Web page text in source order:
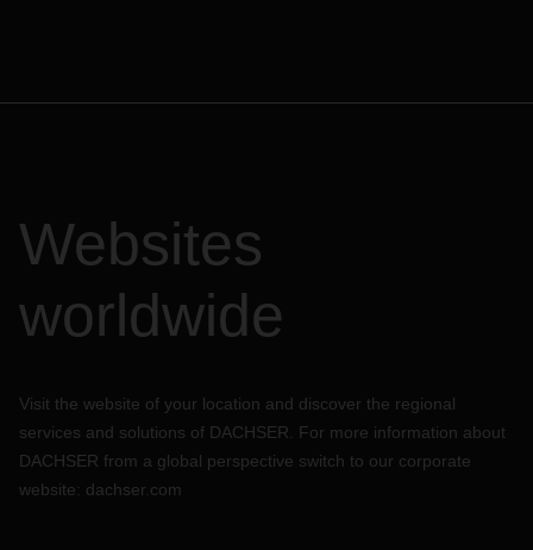
Websites
worldwide
Visit the website of your location and discover the regional
services and solutions of DACHSER. For more information about
DACHSER from a global perspective switch to our corporate
website: dachser.com